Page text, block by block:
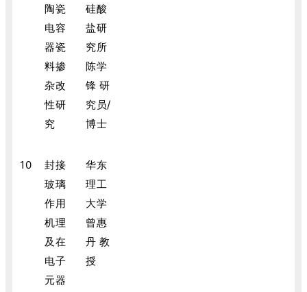
陶瓷
电容
器瓷
料掺
杂改
性研
究
硅酸
盐研
究所
陈学
锋 研
究员/
博士
10
封接
玻璃
作用
机理
及在
电子
元器
华东
理工
大学
曾惠
丹 教
授